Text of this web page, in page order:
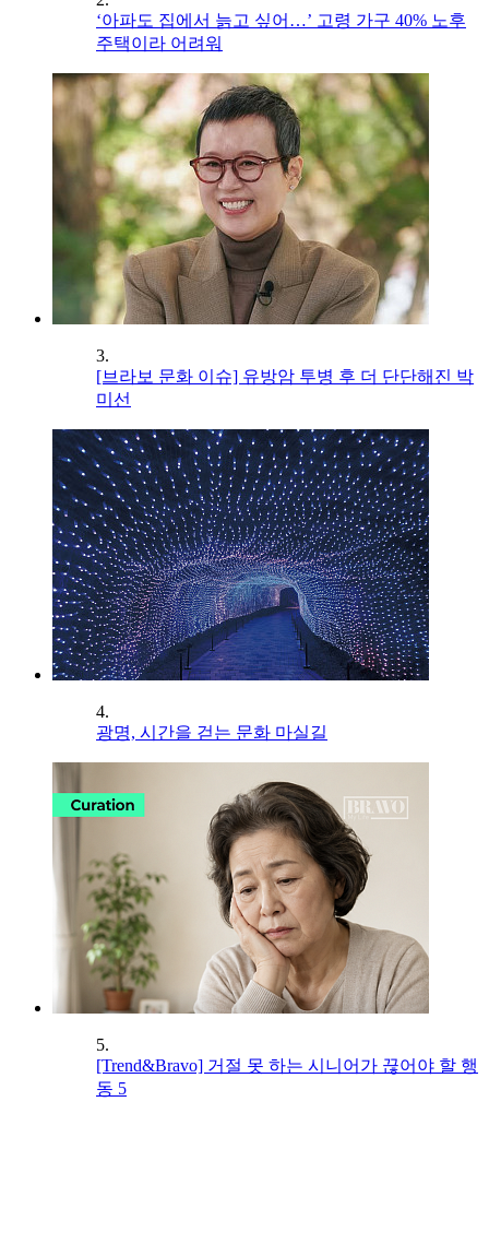
‘아파도 집에서 늙고 싶어…’ 고령 가구 40% 노후
주택이라 어려워
3.
[브라보 문화 이슈] 유방암 투병 후 더 단단해진 박
미선
4.
광명, 시간을 걷는 문화 마실길
5.
[Trend&Bravo] 거절 못 하는 시니어가 끊어야 할 행
동 5